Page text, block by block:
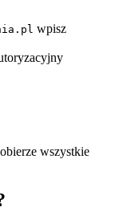
wpisz
wszystkie